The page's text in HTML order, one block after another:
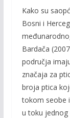
Kako su
Bosni i
Bardača
područja
značaja za
broja ptica
tokom seobe
u toku jednog